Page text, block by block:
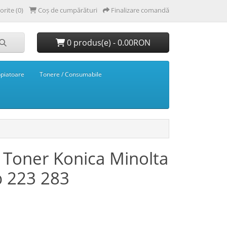
(0) Coș de cumpărături Finalizare comandă
0 produs(e) - 0.00RON
Tonere / Consumabile
Konica Minolta
283